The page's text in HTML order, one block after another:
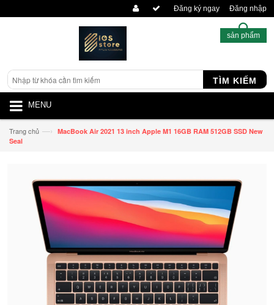
Đăng ký ngay Đăng nhập
TÌM KIẾM
sản phẩm
MENU
Trang chủ —› MacBook Air 2021 13 inch Apple M1 16GB RAM 512GB SSD New
Seal